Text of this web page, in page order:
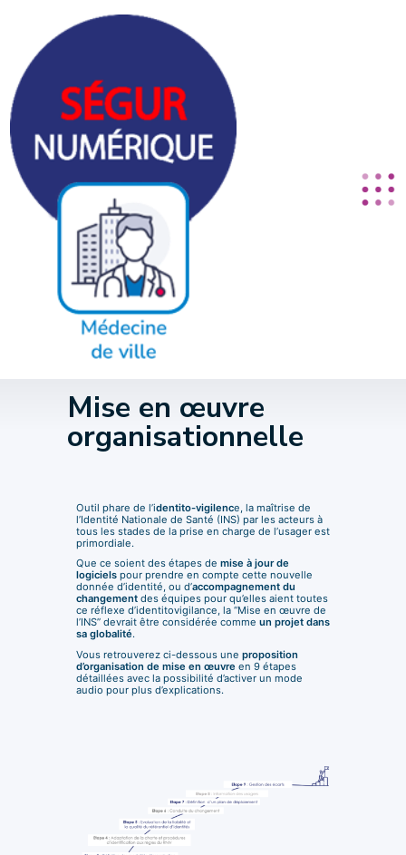
Mise en œuvre
organisationnelle
Outil phare de l’identito-vigilence, la maîtrise de
l’Identité Nationale de Santé (INS) par les acteurs à
tous les stades de la prise en charge de l’usager est
primordiale.
Que ce soient des étapes de mise à jour de
logiciels pour prendre en compte cette nouvelle
donnée d’identité, ou d’accompagnement du
changement des équipes pour qu’elles aient toutes
ce réflexe d’identitovigilance, la “Mise en œuvre de
l’INS” devrait être considérée comme un projet dans
sa globalité.
Vous retrouverez ci-dessous une proposition
d’organisation de mise en œuvre en 9 étapes
détaillées avec la possibilité d’activer un mode
audio pour plus d’explications.